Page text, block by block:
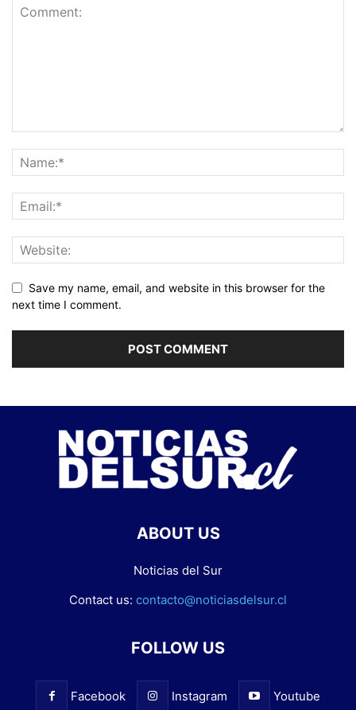
Save my name, email, and website in this browser for the
next time I comment.
ABOUT US
Noticias del Sur
Contact us: contacto@noticiasdelsur.cl
FOLLOW US
Facebook Instagram Youtube